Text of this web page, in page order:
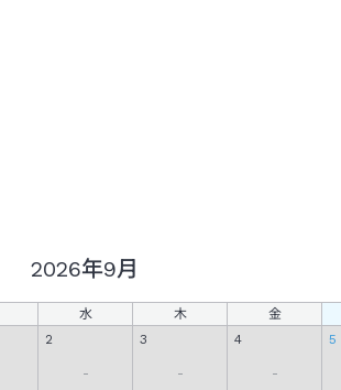
2026年9月
水 木 金
2
-
3
-
4
-
5